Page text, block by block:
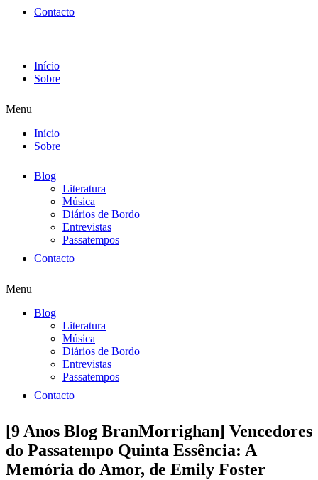
Contacto
Início
Sobre
Menu
Início
Sobre
Blog
Literatura
Música
Diários de Bordo
Entrevistas
Passatempos
Contacto
Menu
Blog
Literatura
Música
Diários de Bordo
Entrevistas
Passatempos
Contacto
[9 Anos Blog BranMorrighan] Vencedores
do Passatempo Quinta Essência: A
Memória do Amor, de Emily Foster